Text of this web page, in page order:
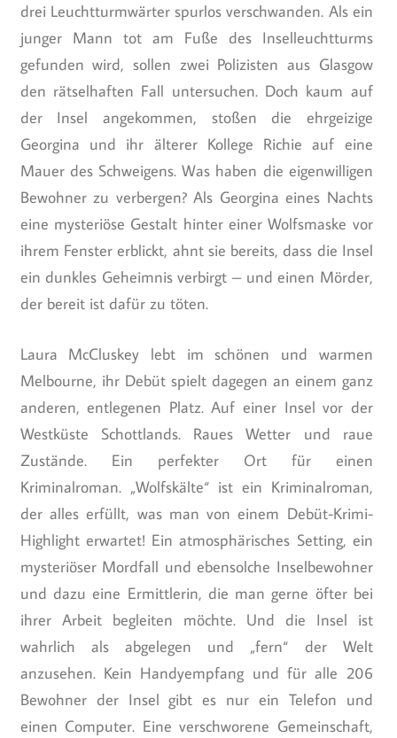
drei Leuchtturmwärter spurlos verschwanden. Als ein
junger Mann tot am Fuße des Inselleuchtturms
gefunden wird, sollen zwei Polizisten aus Glasgow
den rätselhaften Fall untersuchen. Doch kaum auf
der Insel angekommen, stoßen die ehrgeizige
Georgina und ihr älterer Kollege Richie auf eine
Mauer des Schweigens. Was haben die eigenwilligen
Bewohner zu verbergen? Als Georgina eines Nachts
eine mysteriöse Gestalt hinter einer Wolfsmaske vor
ihrem Fenster erblickt, ahnt sie bereits, dass die Insel
ein dunkles Geheimnis verbirgt – und einen Mörder,
der bereit ist dafür zu töten.
Laura McCluskey lebt im schönen und warmen
Melbourne, ihr Debüt spielt dagegen an einem ganz
anderen, entlegenen Platz. Auf einer Insel vor der
Westküste Schottlands. Raues Wetter und raue
Zustände. Ein perfekter Ort für einen
Kriminalroman. „Wolfskälte“ ist ein Kriminalroman,
der alles erfüllt, was man von einem Debüt-Krimi-
Highlight erwartet! Ein atmosphärisches Setting, ein
mysteriöser Mordfall und ebensolche Inselbewohner
und dazu eine Ermittlerin, die man gerne öfter bei
ihrer Arbeit begleiten möchte. Und die Insel ist
wahrlich als abgelegen und „fern“ der Welt
anzusehen. Kein Handyempfang und für alle 206
Bewohner der Insel gibt es nur ein Telefon und
einen Computer. Eine verschworene Gemeinschaft,